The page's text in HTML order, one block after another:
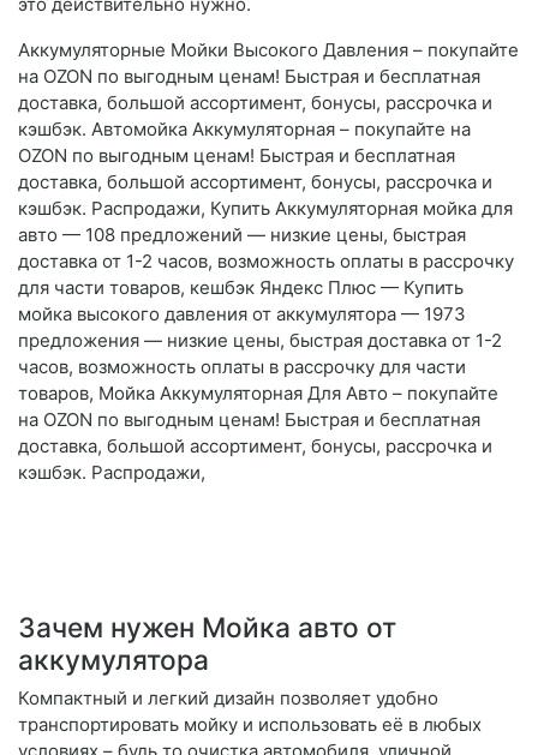
Аккумуляторные Мойки Высокого Давления – покупайте
на OZON по выгодным ценам! Быстрая и бесплатная
доставка, большой ассортимент, бонусы, рассрочка и
кэшбэк. Автомойка Аккумуляторная – покупайте на
OZON по выгодным ценам! Быстрая и бесплатная
доставка, большой ассортимент, бонусы, рассрочка и
кэшбэк. Распродажи, Купить Аккумуляторная мойка для
авто — 108 предложений — низкие цены, быстрая
доставка от 1-2 часов, возможность оплаты в рассрочку
для части товаров, кешбэк Яндекс Плюс — Купить
мойка высокого давления от аккумулятора — 1973
предложения — низкие цены, быстрая доставка от 1-2
часов, возможность оплаты в рассрочку для части
товаров, Мойка Аккумуляторная Для Авто – покупайте
на OZON по выгодным ценам! Быстрая и бесплатная
доставка, большой ассортимент, бонусы, рассрочка и
кэшбэк. Распродажи,
Зачем нужен Мойка авто от
аккумулятора
Компактный и легкий дизайн позволяет удобно
транспортировать мойку и использовать её в любых